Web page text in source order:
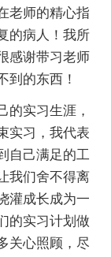
老师的精心指
的病人！我所
感谢带习老师
到的东西！
的实习生涯，
实习，我代表
自己满足的工
我们舍不得离
灌成长成为一
的实习计划做
关心照顾，尽